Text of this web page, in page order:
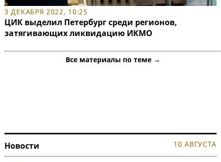
3 ДЕКАБРЯ 2022, 10:25
ЦИК выделил Петербург среди регионов,
затягивающих ликвидацию ИКМО
Все материалы по теме →
Новости 10 АВГУСТА